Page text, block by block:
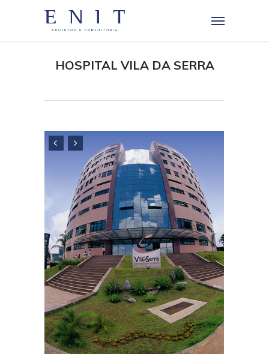
HOSPITAL VILA DA SERRA